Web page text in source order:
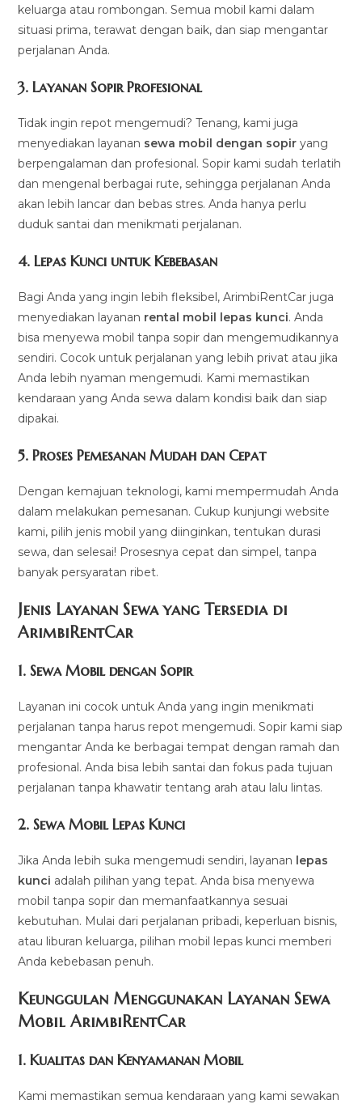
keluarga atau rombongan. Semua mobil kami dalam
situasi prima, terawat dengan baik, dan siap mengantar
perjalanan Anda.
3.Layanan Sopir Profesional
Tidak ingin repot mengemudi? Tenang, kami juga
menyediakan layanan sewa mobil dengan sopir yang
berpengalaman dan profesional. Sopir kami sudah terlatih
dan mengenal berbagai rute, sehingga perjalanan Anda
akan lebih lancar dan bebas stres. Anda hanya perlu
duduk santai dan menikmati perjalanan.
4.Lepas Kunci untuk Kebebasan
Bagi Anda yang ingin lebih fleksibel, ArimbiRentCar juga
menyediakan layanan rental mobil lepas kunci. Anda
bisa menyewa mobil tanpa sopir dan mengemudikannya
sendiri. Cocok untuk perjalanan yang lebih privat atau jika
Anda lebih nyaman mengemudi. Kami memastikan
kendaraan yang Anda sewa dalam kondisi baik dan siap
dipakai.
5.Proses Pemesanan Mudah dan Cepat
Dengan kemajuan teknologi, kami mempermudah Anda
dalam melakukan pemesanan. Cukup kunjungi website
kami, pilih jenis mobil yang diinginkan, tentukan durasi
sewa, dan selesai! Prosesnya cepat dan simpel, tanpa
banyak persyaratan ribet.
Jenis Layanan Sewa yang Tersedia di
ArimbiRentCar
1.Sewa Mobil dengan Sopir
Layanan ini cocok untuk Anda yang ingin menikmati
perjalanan tanpa harus repot mengemudi. Sopir kami siap
mengantar Anda ke berbagai tempat dengan ramah dan
profesional. Anda bisa lebih santai dan fokus pada tujuan
perjalanan tanpa khawatir tentang arah atau lalu lintas.
2.Sewa Mobil Lepas Kunci
Jika Anda lebih suka mengemudi sendiri, layanan lepas
kunci adalah pilihan yang tepat. Anda bisa menyewa
mobil tanpa sopir dan memanfaatkannya sesuai
kebutuhan. Mulai dari perjalanan pribadi, keperluan bisnis,
atau liburan keluarga, pilihan mobil lepas kunci memberi
Anda kebebasan penuh.
Keunggulan Menggunakan Layanan Sewa
Mobil ArimbiRentCar
1.Kualitas dan Kenyamanan Mobil
Kami memastikan semua kendaraan yang kami sewakan